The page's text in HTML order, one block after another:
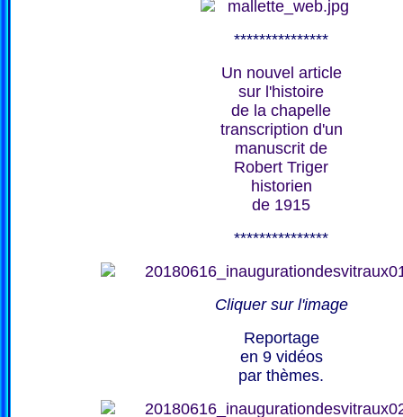
***************
Un nouvel article
sur l'histoire
de la chapelle
transcription d'un
manuscrit de
Robert Triger
historien
de 1915
***************
Cliquer sur l'image
Reportage
en 9 vidéos
par thèmes.